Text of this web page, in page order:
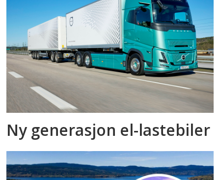
Ny generasjon el-lastebiler